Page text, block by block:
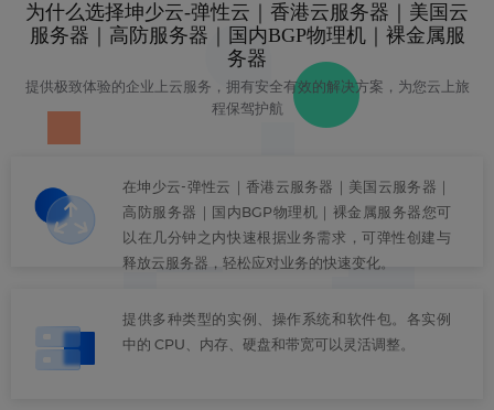
为什么选择坤少云-弹性云｜香港云服务器｜美国云
服务器｜高防服务器｜国内BGP物理机｜裸金属服
务器
提供极致体验的企业上云服务，拥有安全有效的解决方案，为您云上旅
程保驾护航
在坤少云-弹性云｜香港云服务器｜美国云服务器｜
高防服务器｜国内BGP物理机｜裸金属服务器您可
以在几分钟之内快速根据业务需求，可弹性创建与
释放云服务器，轻松应对业务的快速变化。
提供多种类型的实例、操作系统和软件包。各实例
中的 CPU、内存、硬盘和带宽可以灵活调整。